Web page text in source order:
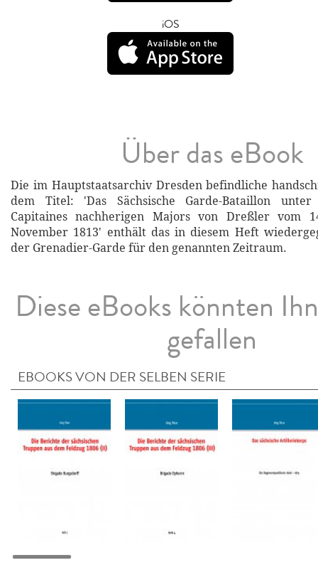
iOS
Über das eBook
Die im Hauptstaatsarchiv Dresden befindliche
dem Titel: 'Das Sächsische Garde-Bataillon unter
Capitaines nachherigen Majors von Dreßler vom
November 1813' enthält das in diesem Heft
der Grenadier-Garde für den genannten Zeitraum.
Diese eBooks könnten
gefallen
EBOOKS VON DER SELBEN SERIE